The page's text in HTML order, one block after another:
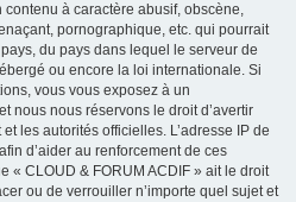
à caractère abusif, obscène,
pornographique, etc. qui pourrait
du pays dans lequel le serveur de
ou encore la loi internationale. Si
vous vous exposez à un
nous nous réservons le droit d’avertir
les autorités officielles. L’adresse IP de
d’aider au renforcement de ces
« CLOUD & FORUM ACDIF » ait le droit
ou de verrouiller n’importe quel sujet et